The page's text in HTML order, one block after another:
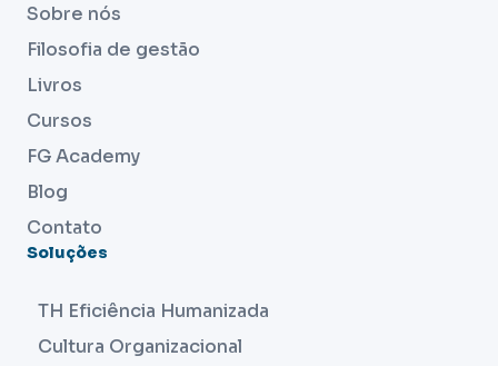
Sobre nós
Filosofia de gestão
Livros
Cursos
FG Academy
Blog
Contato
Soluções
TH Eficiência Humanizada
Cultura Organizacional